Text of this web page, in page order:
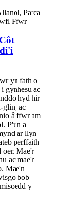
yn fath o
gynhesu ac
hyd hir
glin, ac
â ffwr am
P'un a
ar llyn
perffaith
oer. Mae'r
ac mae'r
Mae'n
bob
y